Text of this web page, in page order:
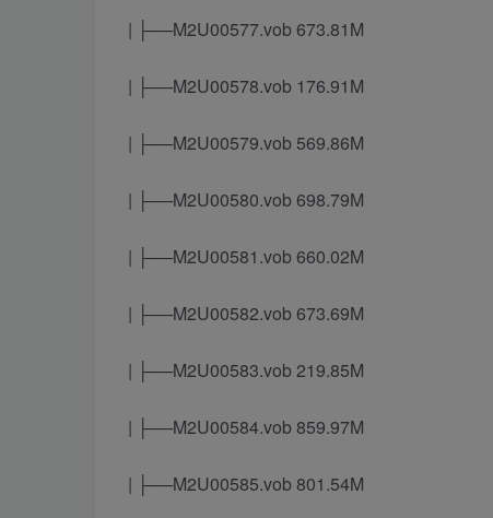
| ├──M2U00577.vob 673.81M
| ├──M2U00578.vob 176.91M
| ├──M2U00579.vob 569.86M
| ├──M2U00580.vob 698.79M
| ├──M2U00581.vob 660.02M
| ├──M2U00582.vob 673.69M
| ├──M2U00583.vob 219.85M
| ├──M2U00584.vob 859.97M
| ├──M2U00585.vob 801.54M